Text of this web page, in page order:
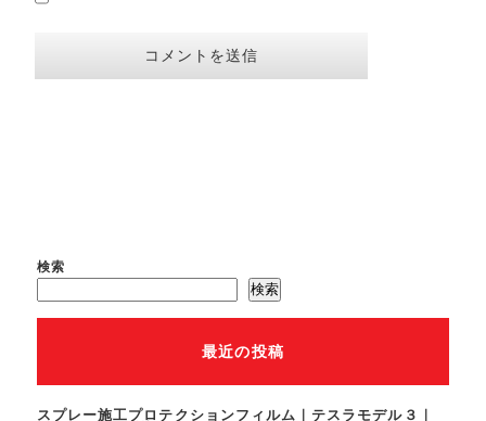
検索
検索
最近の投稿
スプレー施工プロテクションフィルム｜テスラモデル３｜